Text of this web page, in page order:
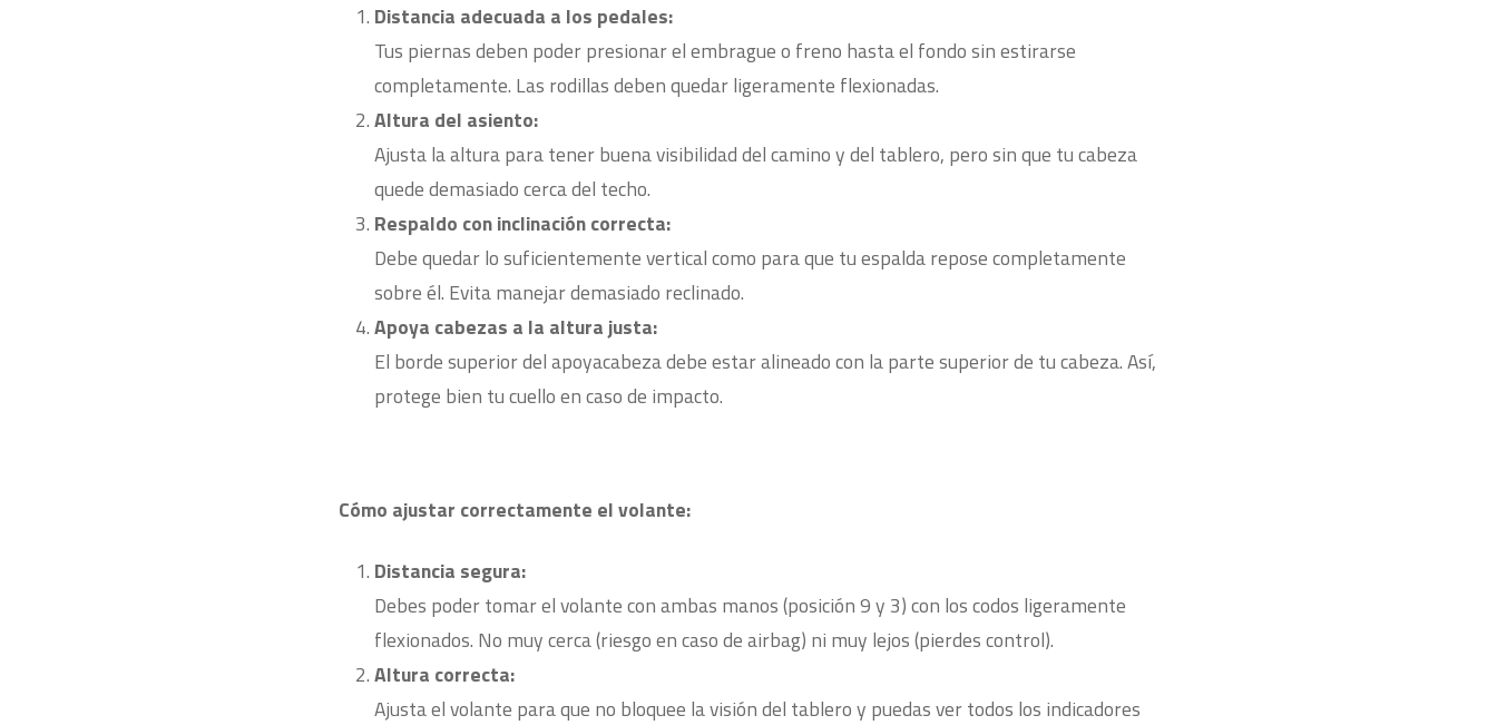
Distancia adecuada a los pedales:
Tus piernas deben poder presionar el embrague o freno hasta el fondo sin estirarse
completamente. Las rodillas deben quedar ligeramente flexionadas.
Altura del asiento:
Ajusta la altura para tener buena visibilidad del camino y del tablero, pero sin que tu cabeza
quede demasiado cerca del techo.
Respaldo con inclinación correcta:
Debe quedar lo suficientemente vertical como para que tu espalda repose completamente
sobre él. Evita manejar demasiado reclinado.
Apoya cabezas a la altura justa:
El borde superior del apoyacabeza debe estar alineado con la parte superior de tu cabeza. Así,
protege bien tu cuello en caso de impacto.
Cómo ajustar correctamente el volante:
Distancia segura:
Debes poder tomar el volante con ambas manos (posición 9 y 3) con los codos ligeramente
flexionados. No muy cerca (riesgo en caso de airbag) ni muy lejos (pierdes control).
Altura correcta:
Ajusta el volante para que no bloquee la visión del tablero y puedas ver todos los indicadores